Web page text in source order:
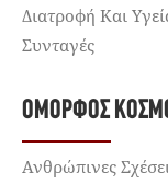
Διατροφή Και
Συνταγές
ΌΜΟΡΦΟΣ
Ανθρώπινες